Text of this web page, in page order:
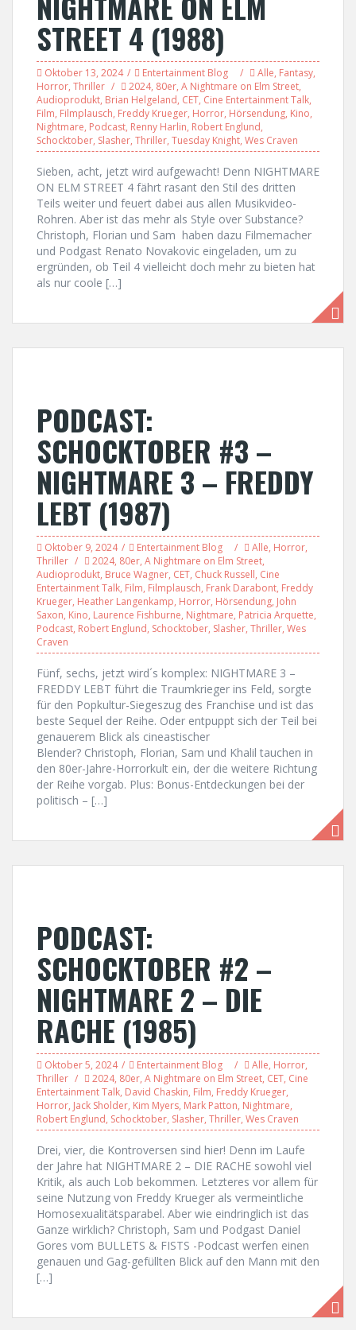
STREET 4 (1988)
Oktober 13, 2024 Entertainment Blog Alle, Fantasy,
Horror, Thriller 2024, 80er, A Nightmare on Elm Street,
Audioprodukt, Brian Helgeland, CET, Cine Entertainment Talk,
Film, Filmplausch, Freddy Krueger, Horror, Hörsendung, Kino,
Nightmare, Podcast, Renny Harlin, Robert Englund,
Schocktober, Slasher, Thriller, Tuesday Knight, Wes Craven
Sieben, acht, jetzt wird aufgewacht! Denn NIGHTMARE
ON ELM STREET 4 fährt rasant den Stil des dritten
Teils weiter und feuert dabei aus allen Musikvideo-
Rohren. Aber ist das mehr als Style over Substance?
Christoph, Florian und Sam haben dazu Filmemacher
und Podgast Renato Novakovic eingeladen, um zu
ergründen, ob Teil 4 vielleicht doch mehr zu bieten hat
als nur coole […]
PODCAST:
SCHOCKTOBER #3 –
NIGHTMARE 3 – FREDDY
LEBT (1987)
Oktober 9, 2024 Entertainment Blog Alle, Horror,
Thriller
2024, 80er, A Nightmare on Elm Street,
Audioprodukt, Bruce Wagner, CET, Chuck Russell, Cine
Entertainment Talk, Film, Filmplausch, Frank Darabont, Freddy
Krueger, Heather Langenkamp, Horror, Hörsendung, John
Saxon, Kino, Laurence Fishburne, Nightmare, Patricia Arquette,
Podcast, Robert Englund, Schocktober, Slasher, Thriller, Wes
Craven
Fünf, sechs, jetzt wird´s komplex: NIGHTMARE 3 –
FREDDY LEBT führt die Traumkrieger ins Feld, sorgte
für den Popkultur-Siegeszug des Franchise und ist das
beste Sequel der Reihe. Oder entpuppt sich der Teil bei
genauerem Blick als cineastischer
Blender? Christoph, Florian, Sam und Khalil tauchen in
den 80er-Jahre-Horrorkult ein, der die weitere Richtung
der Reihe vorgab. Plus: Bonus-Entdeckungen bei der
politisch – […]
PODCAST:
SCHOCKTOBER #2 –
NIGHTMARE 2 – DIE
RACHE (1985)
Oktober 5, 2024 Entertainment Blog Alle, Horror,
Thriller
2024, 80er, A Nightmare on Elm Street, CET, Cine
Entertainment Talk, David Chaskin, Film, Freddy Krueger,
Horror, Jack Sholder, Kim Myers, Mark Patton, Nightmare,
Robert Englund, Schocktober, Slasher, Thriller, Wes Craven
Drei, vier, die Kontroversen sind hier! Denn im Laufe
der Jahre hat NIGHTMARE 2 – DIE RACHE sowohl viel
Kritik, als auch Lob bekommen. Letzteres vor allem für
seine Nutzung von Freddy Krueger als vermeintliche
Homosexualitätsparabel. Aber wie eindringlich ist das
Ganze wirklich? Christoph, Sam und Podgast Daniel
Gores vom BULLETS & FISTS -Podcast werfen einen
genauen und Gag-gefüllten Blick auf den Mann mit den
[…]